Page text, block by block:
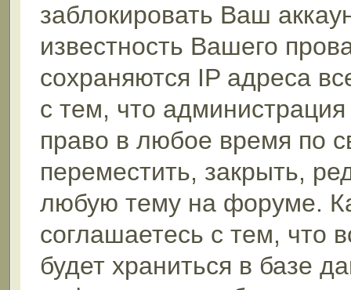
заблокировать Ваш
известность Вашего
сохраняются IP адреса
с тем, что
право в любое время по
переместить, закрыть,
любую тему на форуме.
соглашаетесь с тем, что
будет храниться в базе